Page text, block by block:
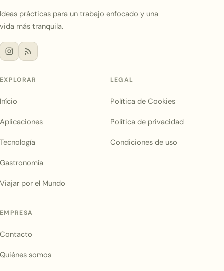
Ideas prácticas para un trabajo enfocado y una
vida más tranquila.
EXPLORAR
Início
Aplicaciones
Tecnología
Gastronomía
Viajar por el Mundo
LEGAL
Política de Cookies
Política de privacidad
Condiciones de uso
EMPRESA
Contacto
Quiénes somos